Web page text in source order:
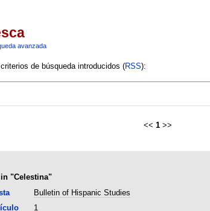
avanzada
de búsqueda introducidos (RSS):
<< 1 >>
"Celestina"
Bulletin of Hispanic Studies
1